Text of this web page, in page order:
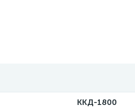
ККД-1800